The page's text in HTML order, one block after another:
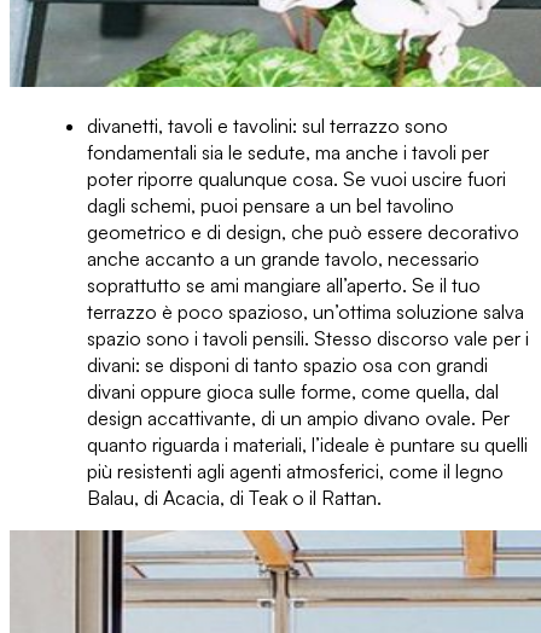
divanetti, tavoli e tavolini: sul terrazzo sono
fondamentali sia le sedute, ma anche i tavoli per
poter riporre qualunque cosa. Se vuoi uscire fuori
dagli schemi, puoi pensare a un bel tavolino
geometrico e di design, che può essere decorativo
anche accanto a un grande tavolo, necessario
soprattutto se ami mangiare all’aperto. Se il tuo
terrazzo è poco spazioso, un’ottima soluzione salva
spazio sono i tavoli pensili. Stesso discorso vale per i
divani: se disponi di tanto spazio osa con grandi
divani oppure gioca sulle forme, come quella, dal
design accattivante, di un ampio divano ovale. Per
quanto riguarda i materiali, l’ideale è puntare su quelli
più resistenti agli agenti atmosferici, come il legno
Balau, di Acacia, di Teak o il Rattan.